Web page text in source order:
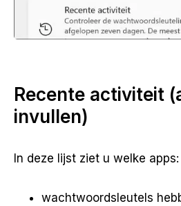
Recente activiteit
invullen)
In deze lijst ziet u welke apps:
wachtwoordsleutels